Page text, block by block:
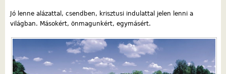
Jó lenne alázattal, csendben, krisztusi indulattal jelen lenni a
világban. Másokért, önmagunkért, egymásért.